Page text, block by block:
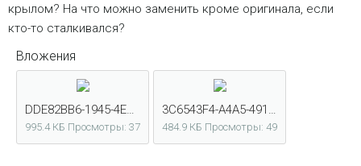
крылом? На что можно заменить кроме оригинала, если
кто-то сталкивался?
Вложения
DDE82BB6-1945-4EE6-8E02-FDB278269346.jpeg
995.4 КБ Просмотры: 37
3C6543F4-A4A5-4918-BC7F-5540CC7FFF55.jpeg
484.9 КБ Просмотры: 49